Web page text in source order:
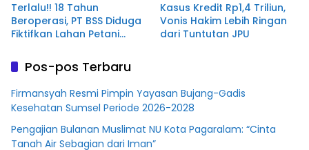
Terlalu!! 18 Tahun
Beroperasi, PT BSS Diduga
Fiktifkan Lahan Petani
Kasus Kredit Rp1,4 Triliun,
Vonis Hakim Lebih Ringan
dari Tuntutan JPU
Pos-pos Terbaru
Firmansyah Resmi Pimpin Yayasan Bujang-Gadis
Kesehatan Sumsel Periode 2026-2028
Pengajian Bulanan Muslimat NU Kota Pagaralam: “Cinta
Tanah Air Sebagian dari Iman”